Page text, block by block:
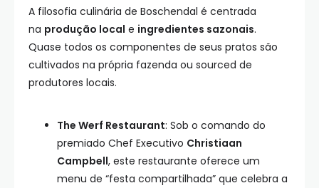
A filosofia culinária de Boschendal é centrada
na produção local e ingredientes sazonais.
Quase todos os componentes de seus pratos são
cultivados na própria fazenda ou sourced de
produtores locais.
The Werf Restaurant: Sob o comando do
premiado Chef Executivo Christiaan
Campbell, este restaurante oferece um
menu de “festa compartilhada” que celebra a